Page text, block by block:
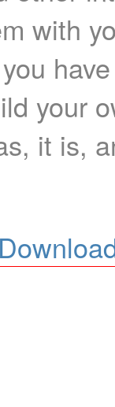
with
your
it is,